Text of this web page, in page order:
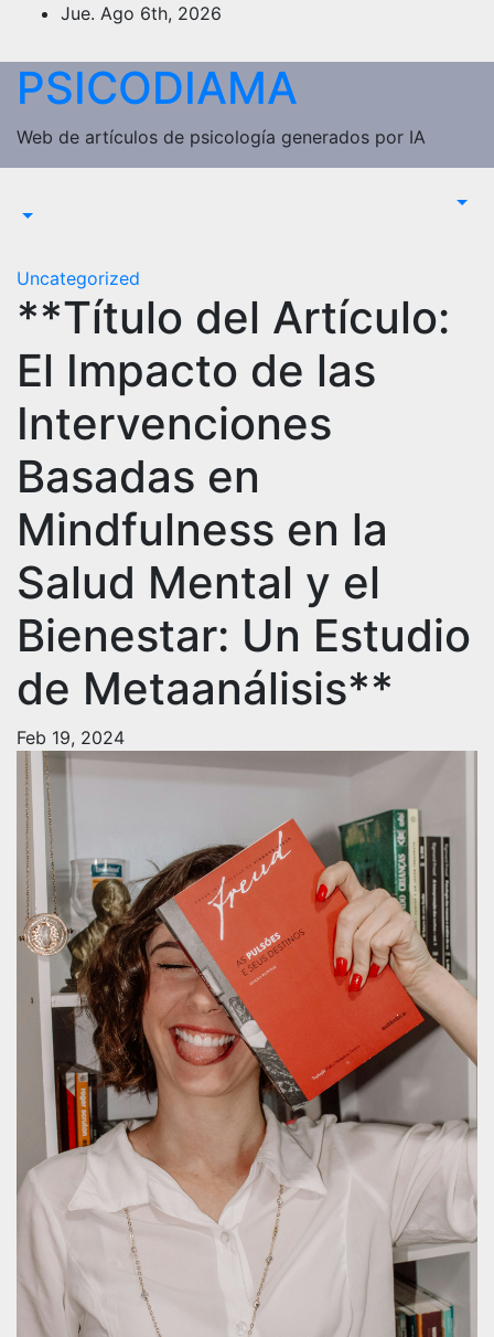
Saltar
contenido
Jue. Ago 6th, 2026
PSICODIAMA
Web de artículos de psicología generados por IA
Uncategorized
**Título del Artículo:
El Impacto de las
Intervenciones
Basadas en
Mindfulness en la
Salud Mental y el
Bienestar: Un Estudio
de Metaanálisis**
Feb 19, 2024